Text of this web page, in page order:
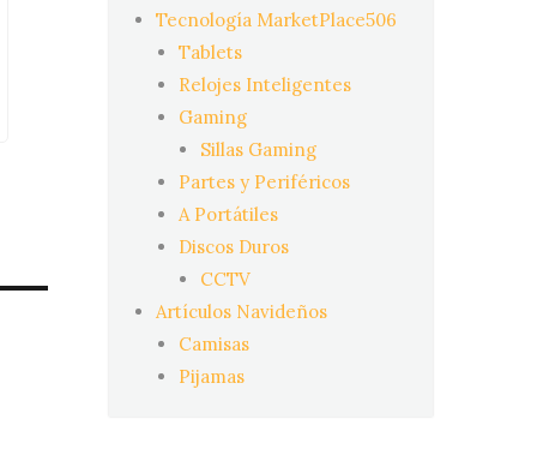
Tecnología MarketPlace506
Tablets
Relojes Inteligentes
Gaming
Sillas Gaming
Partes y Periféricos
A Portátiles
Discos Duros
CCTV
Artículos Navideños
Camisas
Pijamas